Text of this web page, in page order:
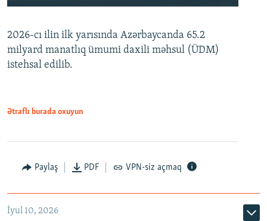
Auto 240p 360p 480p
360p
480p
2026-cı ilin ilk yarısında Azərbaycanda 65.2
milyard manatlıq ümumi daxili məhsul (ÜDM)
istehsal edilib.
Ətraflı burada oxuyun
Paylaş PDF VPN-siz açmaq
İyul 10, 2026